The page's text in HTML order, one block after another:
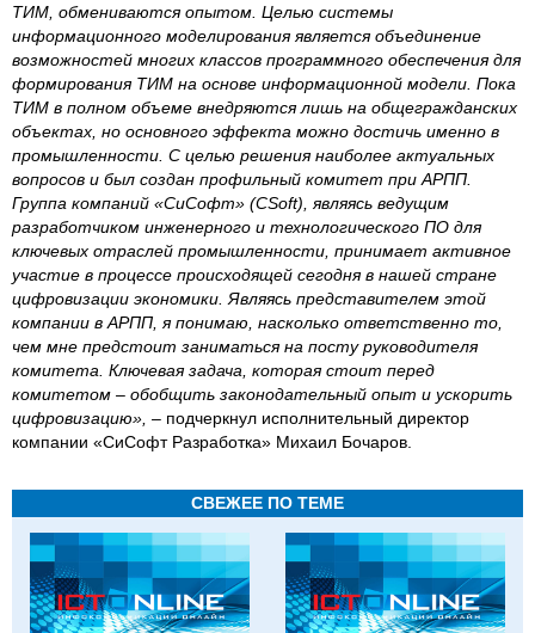
ТИМ, обмениваются опытом. Целью системы
информационного моделирования является объединение
возможностей многих классов программного обеспечения для
формирования ТИМ на основе информационной модели. Пока
ТИМ в полном объеме внедряются лишь на общегражданских
объектах, но основного эффекта можно достичь именно в
промышленности. С целью решения наиболее актуальных
вопросов и был создан профильный комитет при АРПП.
Группа компаний «СиСофт» (CSoft), являясь ведущим
разработчиком инженерного и технологического ПО для
ключевых отраслей промышленности, принимает активное
участие в процессе происходящей сегодня в нашей стране
цифровизации экономики. Являясь представителем этой
компании в АРПП, я понимаю, насколько ответственно то,
чем мне предстоит заниматься на посту руководителя
комитета. Ключевая задача, которая стоит перед
комитетом – обобщить законодательный опыт и ускорить
цифровизацию», – подчеркнул исполнительный директор
компании «СиСофт Разработка» Михаил Бочаров.
СВЕЖЕЕ ПО ТЕМЕ